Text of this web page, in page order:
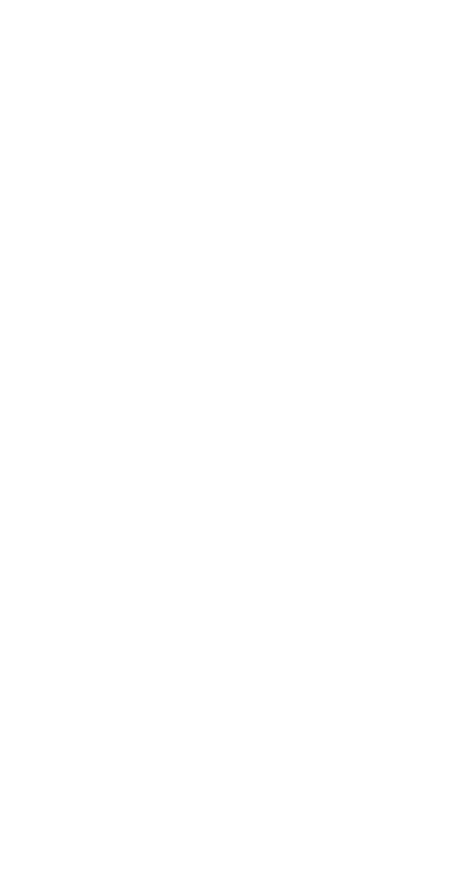
analytical maintenance on the basis of